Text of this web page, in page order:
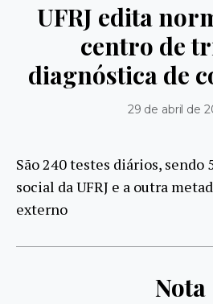
UFRJ edita
centro de
diagnóstica de
29 de abril de
São 240 testes diários, sendo
social da UFRJ e a outra
externo
Nota